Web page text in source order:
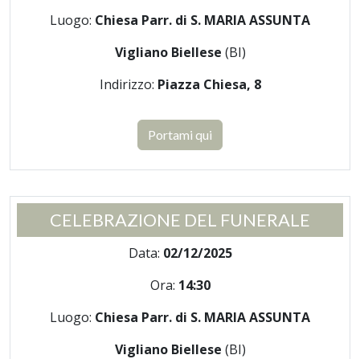
Luogo: Chiesa Parr. di S. MARIA ASSUNTA
Vigliano Biellese (BI)
Indirizzo: Piazza Chiesa, 8
Portami qui
CELEBRAZIONE DEL FUNERALE
Data: 02/12/2025
Ora: 14:30
Luogo: Chiesa Parr. di S. MARIA ASSUNTA
Vigliano Biellese (BI)